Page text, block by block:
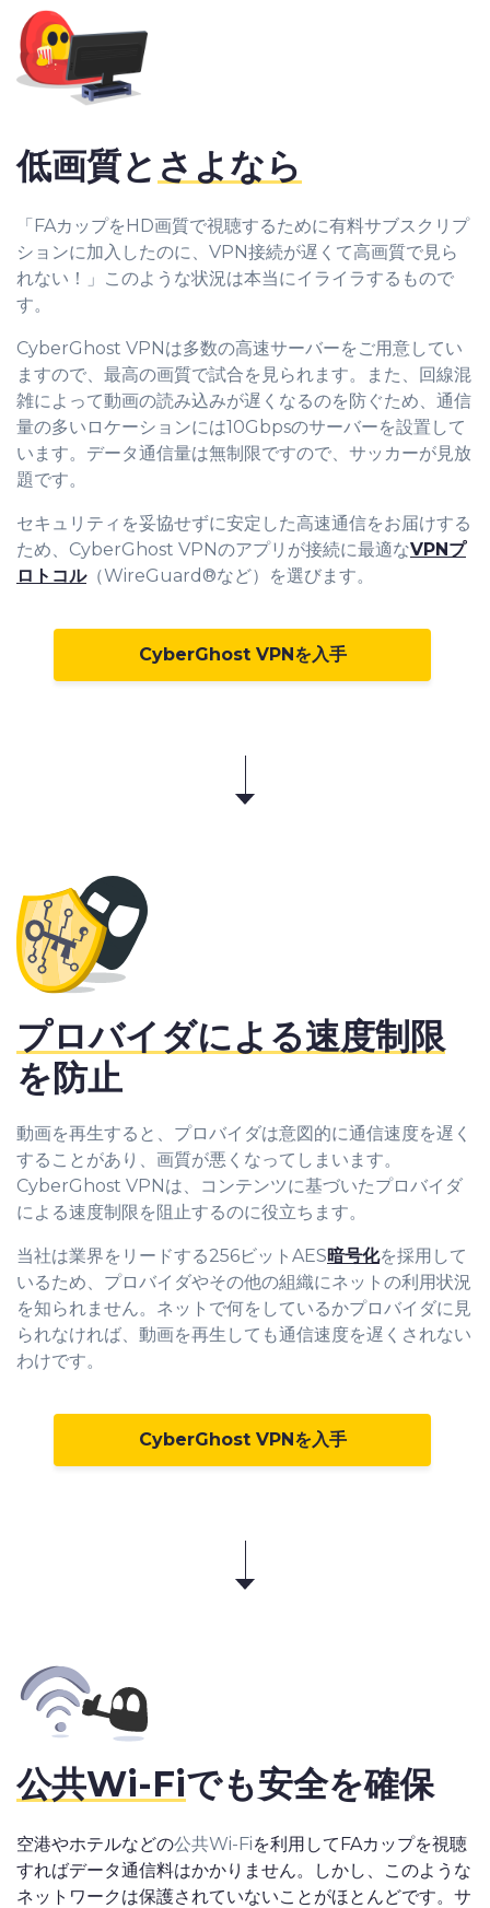
低画質と さよなら
「FAカップをHD画質で視聴するために有料サブスクリプ
ションに加入したのに、VPN接続が遅くて高画質で見ら
れない！」このような状況は本当にイライラするもので
す。
CyberGhost VPNは多数の高速サーバーをご用意してい
ますので、最高の画質で試合を見られます。また、回線混
雑によって動画の読み込みが遅くなるのを防ぐため、通信
量の多いロケーションには10Gbpsのサーバーを設置して
います。データ通信量は無制限ですので、サッカーが見放
題です。
セキュリティを妥協せずに安定した高速通信をお届けする
ため、CyberGhost VPNのアプリが接続に最適なVPNプ
ロトコル（WireGuard®など）を選びます。
CyberGhost VPNを入手
動画を再生すると、プロバイダは意図的に通信速度を遅く
することがあり、画質が悪くなってしまいます。
CyberGhost VPNは、コンテンツに基づいたプロバイダ
による速度制限を阻止するのに役立ちます。
当社は業界をリードする256ビットAES暗号化を採用して
いるため、プロバイダやその他の組織にネットの利用状況
を知られません。ネットで何をしているかプロバイダに見
られなければ、動画を再生しても通信速度を遅くされない
わけです。
CyberGhost VPNを入手
プロバイダによる速度制限
を防止
公共Wi-Fiでも安全を確保
空港やホテルなどの公共Wi-Fiを利用してFAカップを視聴
すればデータ通信料はかかりません。しかし、このような
ネットワークは保護されていないことがほとんどです。サ